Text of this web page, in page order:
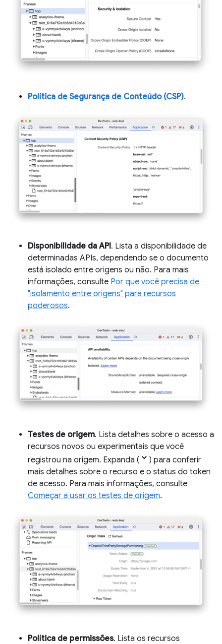
Política de Segurança de Conteúdo (CSP).
Disponibilidade da API. Lista a disponibilidade de
determinadas APIs, dependendo se o documento
está isolado entre origens ou não. Para mais
informações, consulte Por que você precisa de
"isolamento entre origens" para recursos
poderosos.
Testes de origem. Lista detalhes sobre o acesso a
recursos novos ou experimentais que você
registrou na origem. Expanda (
) para conferir
mais detalhes sobre o recurso e o status do token
de acesso. Para mais informações, consulte
Começar a usar os testes de origem.
Política de permissões. Lista os recursos